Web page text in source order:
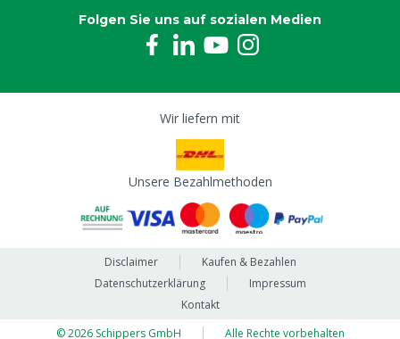
Folgen Sie uns auf sozialen Medien
Wir liefern mit
Unsere Bezahlmethoden
Disclaimer
Kaufen & Bezahlen
Datenschutzerklärung
Impressum
Kontakt
© 2026 Schippers GmbH
Alle Rechte vorbehalten